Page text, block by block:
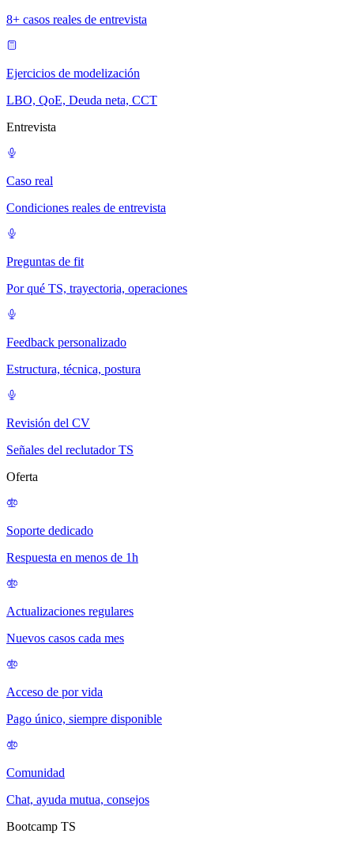
8+ casos reales de entrevista
Ejercicios de modelización
LBO, QoE, Deuda neta, CCT
Entrevista
Caso real
Condiciones reales de entrevista
Preguntas de fit
Por qué TS, trayectoria, operaciones
Feedback personalizado
Estructura, técnica, postura
Revisión del CV
Señales del reclutador TS
Oferta
Soporte dedicado
Respuesta en menos de 1h
Actualizaciones regulares
Nuevos casos cada mes
Acceso de por vida
Pago único, siempre disponible
Comunidad
Chat, ayuda mutua, consejos
Bootcamp TS